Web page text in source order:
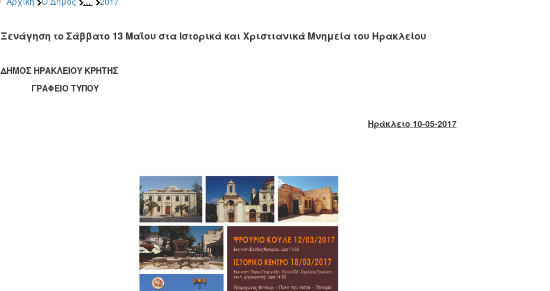
Ξενάγηση το Σάββατο 13 Μαΐου στα Ιστορικά και Χριστιανικά Μνημεία του Ηρακλείου
ΔΗΜΟΣ ΗΡΑΚΛΕΙΟΥ ΚΡΗΤΗΣ
ΓΡΑΦΕΙΟ ΤΥΠΟΥ
Ηράκλειο 10-05-2017